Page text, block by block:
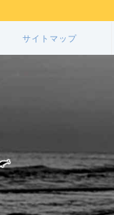
サイトマップ